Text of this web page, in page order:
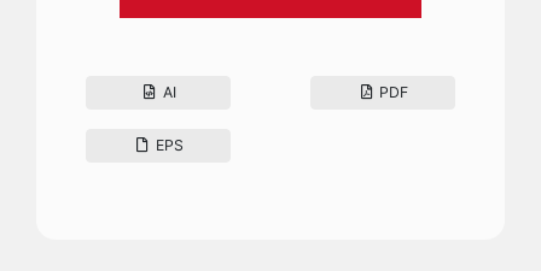
AI PDF
EPS